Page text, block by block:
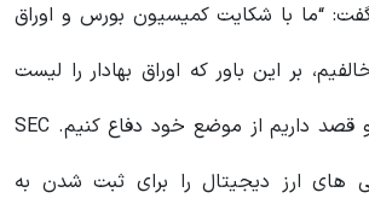
گفت: “ما با شکایت کمیسیون بورس و اوراق
بر این باور که اوراق بهادار را لیست
نمی کنیم پایبندیم و قصد داریم از موضع خود دفاع کنیم. SEC
های ارز دیجیتال را برای ثبت شدن به